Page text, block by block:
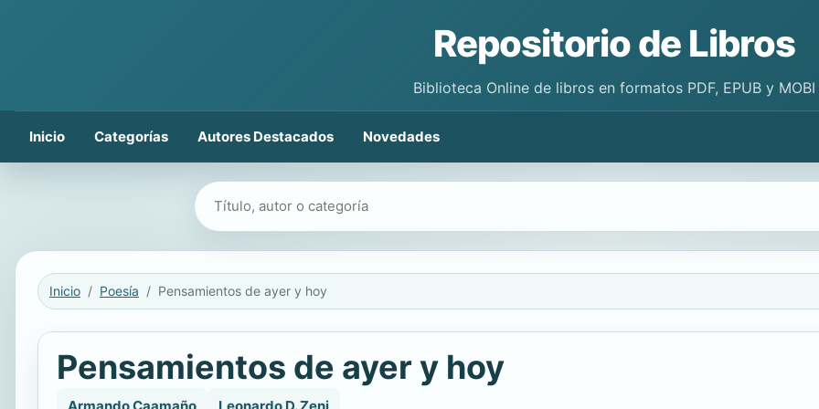
Repositorio de Libros
Biblioteca Online de libros en formatos PDF, EPUB y MOBI
Inicio Categorías Autores Destacados Novedades
Buscar libros
Inicio Poesía Pensamientos de ayer y hoy
Pensamientos de ayer y hoy